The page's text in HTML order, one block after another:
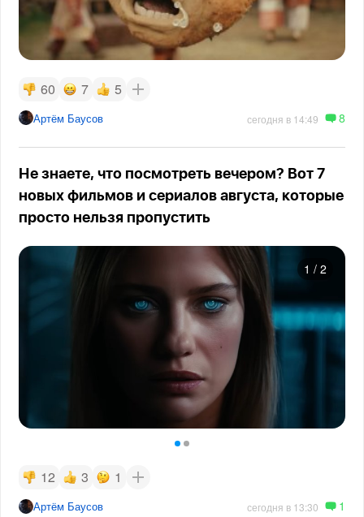
60 7 5
Артём Баусов сегодня в 14:49 8
Не знаете, что посмотреть вечером? Вот 7
новых фильмов и сериалов августа, которые
просто нельзя пропустить
1 / 2
12 3 1
Артём Баусов сегодня в 13:30 1